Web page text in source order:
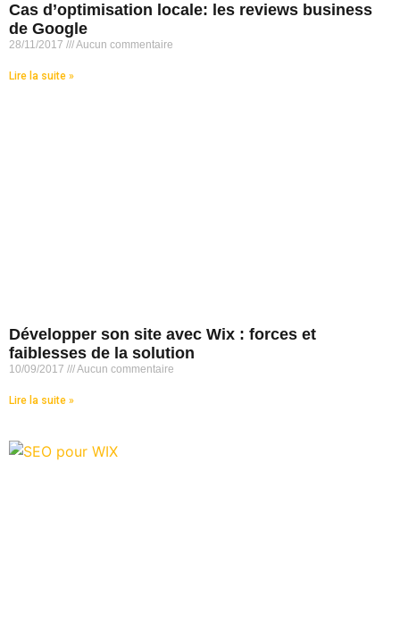
Cas d’optimisation locale: les reviews business
de Google
28/11/2017 Aucun commentaire
Lire la suite »
Développer son site avec Wix : forces et
faiblesses de la solution
10/09/2017 Aucun commentaire
Lire la suite »